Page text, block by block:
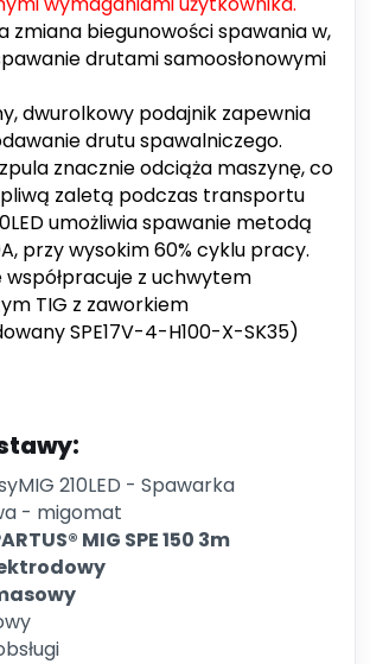
zmiana biegunowości spawania w,
drutami samoosłonowymi
dwurolkowy podajnik zapewnia
drutu spawalniczego.
znacznie odciąża maszynę, co
zaletą podczas transportu
umożliwia spawanie metodą
przy wysokim 60% cyklu pracy.
współpracuje z uchwytem
TIG z zaworkiem
SPE17V-4-H100-X-SK35)
210LED - Spawarka
- migomat
MIG SPE 150 3m